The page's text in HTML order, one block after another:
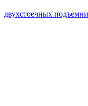
двухстоечных